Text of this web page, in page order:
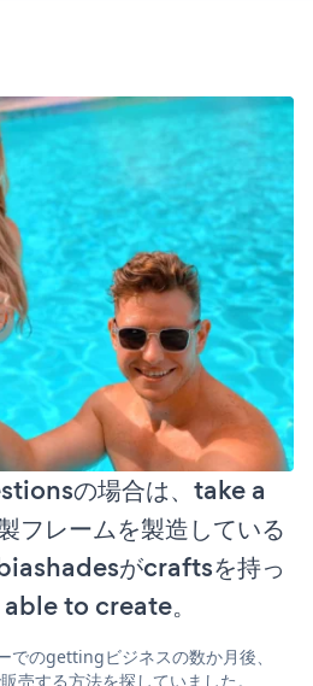
の場合は、take a
フレームを製造している
がcraftsを持っ
to create。
でのgettingビジネスの数か月後、
売する方法を探していました。